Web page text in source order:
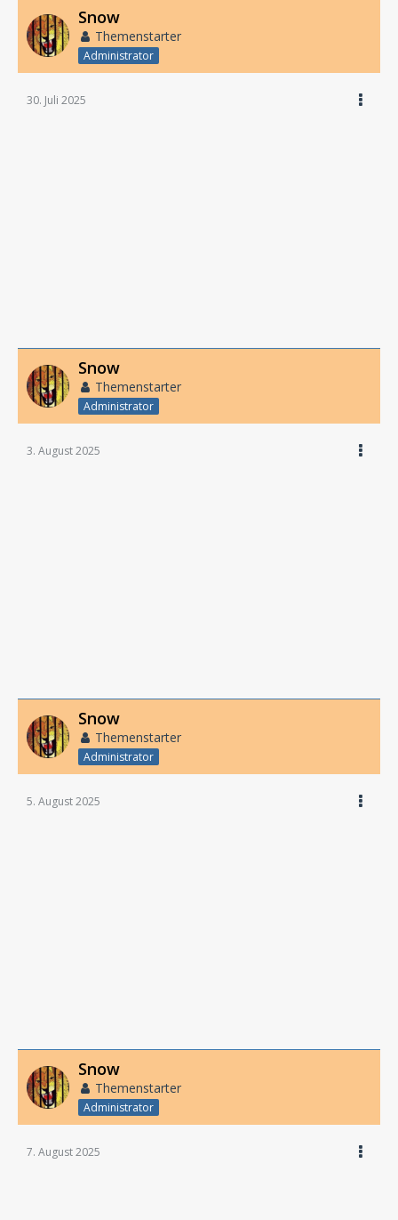
Snow
Themenstarter
Administrator
30. Juli 2025
Snow
Themenstarter
Administrator
3. August 2025
Snow
Themenstarter
Administrator
5. August 2025
Snow
Themenstarter
Administrator
7. August 2025